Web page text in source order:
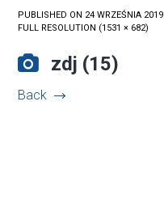
PUBLISHED ON 24 WRZEŚNIA 2019
FULL RESOLUTION (1531 × 682)
zdj (15)
Back